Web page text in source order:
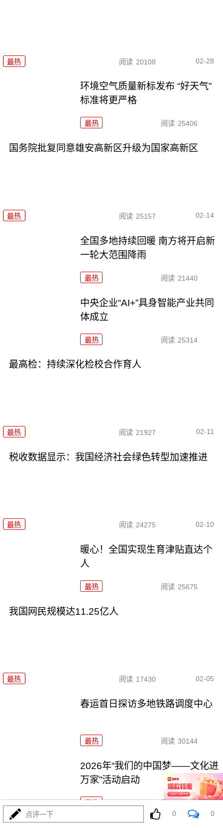
最热 阅读 20108 02-28
环境空气质量新标发布 “好天气”
标准将更严格
最热 阅读 25406
国务院批复同意雄安高新区升级为国家高新区
最热 阅读 25157 02-14
全国多地持续回暖 南方将开启新
一轮大范围降雨
最热 阅读 21440
中央企业“AI+”具身智能产业共同
体成立
最热 阅读 25314
最高检：持续深化检校合作育人
最热 阅读 21927 02-11
税收数据显示：我国经济社会绿色转型加速推进
最热 阅读 24275 02-10
暖心！全国实现生育津贴直达个
人
最热 阅读 25675
我国网民规模达11.25亿人
最热 阅读 17430 02-05
春运首日探访多地铁路调度中心
最热 阅读 30144
2026年“我们的中国梦——文化进
万家”活动启动
点评一下 0 0